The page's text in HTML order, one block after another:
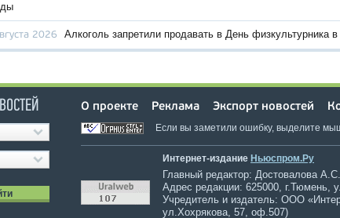
2026 Алкоголь запретили продавать в День физкультурника
О проекте Реклама Экспорт новостей
Если вы заметили ошибку, выделите
Интернет-издание Ньюспром.Ру
Главный редактор: Достовалова
Адрес редакции: 625000, г.Тюмень,
Учредитель и издатель: ООО
ул.Хохрякова, 57, оф.507)